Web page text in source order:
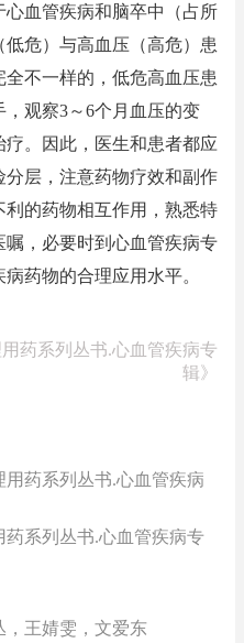
心血管疾病和脑卒中（占所
危）与高血压（高危）患
不一样的，低危高血压患
观察3～6个月血压的变
。因此，医生和患者都应
层，注意药物疗效和副作
的药物相互作用，熟悉特
，必要时到心血管疾病专
药物的合理应用水平。
药系列丛书.心血管疾病专
辑》
用药系列丛书.心血管疾病
系列丛书.心血管疾病专
，王婧雯，文爱东